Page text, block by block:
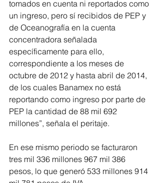
tomados en cuenta ni reportados como
un ingreso, pero sí recibidos de PEP y
de Oceanografía en la cuenta
concentradora señalada
específicamente para ello,
correspondiente a los meses de
octubre de 2012 y hasta abril de 2014,
de los cuales Banamex no está
reportando como ingreso por parte de
PEP la cantidad de 88 mil 692
millones”, señala el peritaje.
En ese mismo periodo se facturaron
tres mil 336 millones 967 mil 386
pesos, lo que generó 533 millones 914